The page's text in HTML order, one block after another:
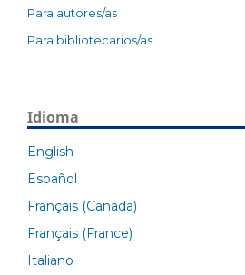
Para autores/as
Para bibliotecarios/as
Idioma
English
Español
Français (Canada)
Français (France)
Italiano